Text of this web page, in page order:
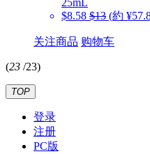
25mL
$8.58 $13 (約
关注商品 购物车
(23 /23)
TOP
登录
注册
PC版